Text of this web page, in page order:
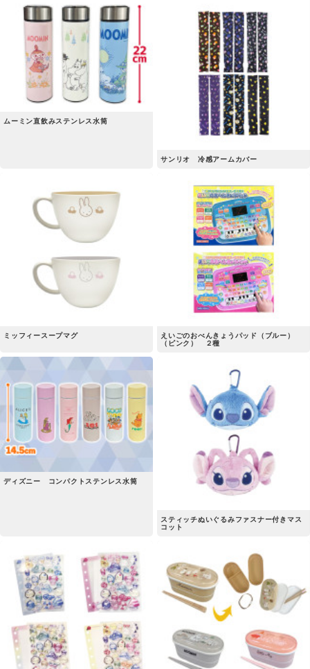
ムーミン直飲みステンレス水筒
サンリオ 冷感アームカバー
ミッフィースープマグ
えいごのおべんきょうパッド（ブルー）
（ピンク） ２種
ディズニー コンパクトステンレス水筒
スティッチぬいぐるみファスナー付きマス
コット